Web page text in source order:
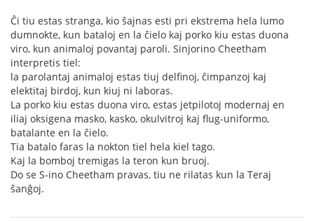
Ĉi tiu estas stranga, kio ŝajnas esti pri ekstrema hela lumo
dumnokte, kun bataloj en la ĉielo kaj porko kiu estas duona
viro, kun animaloj povantaj paroli. Sinjorino Cheetham
interpretis tiel:
la parolantaj animaloj estas tiuj delfinoj, ĉimpanzoj kaj
elektitaj birdoj, kun kiuj ni laboras.
La porko kiu estas duona viro, estas jetpilotoj modernaj en
iliaj oksigena masko, kasko, okulvitroj kaj flug-uniformo,
batalante en la ĉielo.
Tia batalo faras la nokton tiel hela kiel tago.
Kaj la bomboj tremigas la teron kun bruoj.
Do se S-ino Cheetham pravas, tiu ne rilatas kun la Teraj
ŝanĝoj.